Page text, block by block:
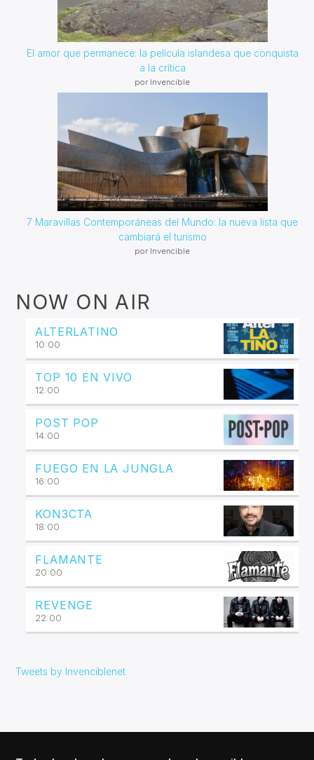
El amor que permanece: la película islandesa que conquista
a la crítica
por Invencible
7 Maravillas Contemporáneas del Mundo: la nueva lista que
cambiará el turismo
por Invencible
NOW ON AIR
ALTERLATINO
10:00
TOP 10 EN VIVO
12:00
POST POP
14:00
FUEGO EN LA JUNGLA
16:00
KON3CTA
18:00
FLAMANTE
20:00
REVENGE
22:00
Tweets by Invenciblenet